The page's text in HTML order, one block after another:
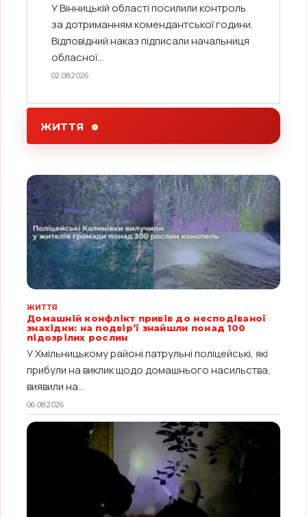
У Вінницькій області посилили контроль
за дотриманням комендантської години.
Відповідний наказ підписали начальниця
обласної...
02.08.2026
ЖИТТЯ
ЖИТТЯ
Домашній конфлікт привів до несподіваної
знахідки: на подвір’ї знайшли понад 100
підозрілих рослин
У Хмільницькому районі патрульні поліцейські, які
прибули на виклик щодо домашнього насильства,
виявили на...
06.08.2026